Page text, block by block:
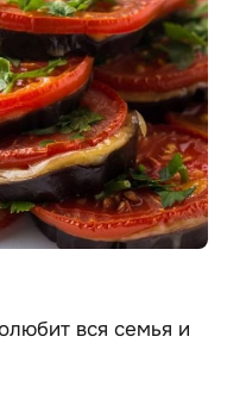
вся семья и